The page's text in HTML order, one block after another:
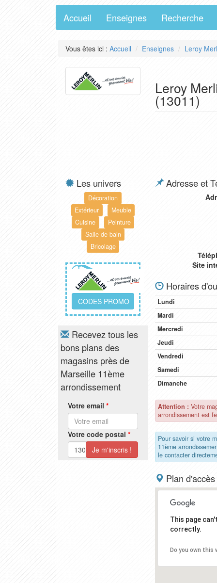
Accueil Enseignes Recherche
Vous êtes ici : Accueil Enseignes Leroy
Leroy
(13011)
Les univers
Décoration
Extérieur
Meuble
Cuisine
Peinture
Salle de bain
Bricolage
CODES PROMO
Recevez tous les
bons plans des
magasins près de
Marseille 11ème
arrondissement
Votre email *
Votre code postal *
Adresse et
Site
Horaires
Lundi
Mardi
Mercredi
Jeudi
Vendredi
Samedi
Dimanche
Attention : Votre
arrondissement est
Pour savoir si votre
11ème
le contacter
Plan d'accès
This page
correctly.
Do you own this